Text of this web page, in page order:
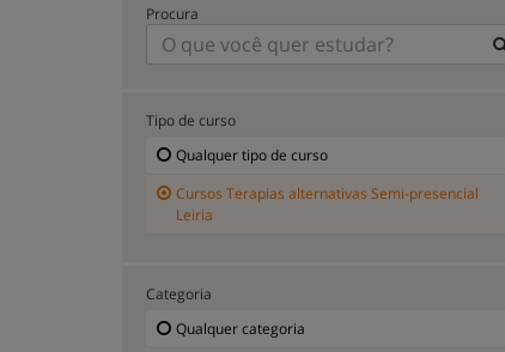
Procura
Tipo de curso
Qualquer tipo de curso
Cursos Terapias alternativas Semi-presencial
Leiria
Categoria
Qualquer categoria